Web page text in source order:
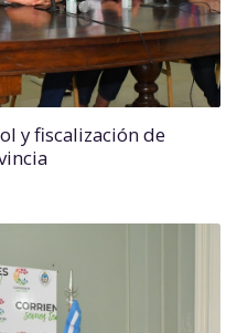
y fiscalización de